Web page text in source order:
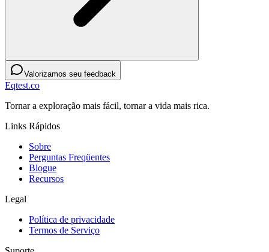
Valorizamos seu feedback
Eqtest.co
Tornar a exploração mais fácil, tornar a vida mais rica.
Links Rápidos
Sobre
Perguntas Freqüentes
Blogue
Recursos
Legal
Política de privacidade
Termos de Serviço